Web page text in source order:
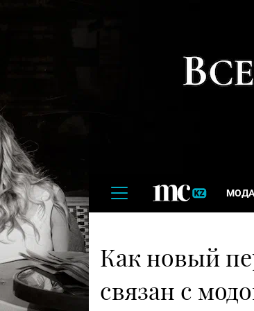
МОДА
Как новый
связан с